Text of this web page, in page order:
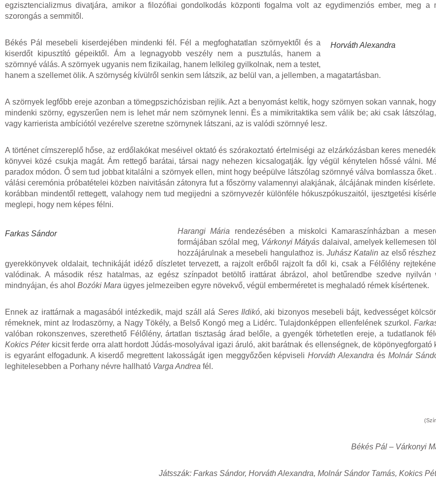
egzisztencializmus divatjára, amikor a filozófiai gondolkodás központi fogalma volt az egydimenziós ember, meg a
szorongás a semmitől.
Horváth Alexandra
Békés Pál mesebeli kiserdejében mindenki fél. Fél a megfoghatatlan szörnyektől és a
kiserdőt kipusztító gépeiktől. Ám a legnagyobb veszély nem a pusztulás, hanem a
szörnnyé válás. A szörnyek ugyanis nem fizikailag, hanem lelkileg gyilkolnak, nem a testet,
hanem a szellemet ölik. A szörnység kívülről senkin sem látszik, az belül van, a jellemben, a magatartásban.
A szörnyek legfőbb ereje azonban a tömegpszichózisban rejlik. Azt a benyomást keltik, hogy szörnyen sokan vannak,
mindenki szörny, egyszerűen nem is lehet már nem szörnynek lenni. És a mimikritaktika sem válik be; aki csak
vagy karrierista ambíciótól vezérelve szeretne szörnynek látszani, az is valódi szörnnyé lesz.
A történet címszereplő hőse, az erdőlakókat meséivel oktató és szórakoztató értelmiségi az elzárkózásban keres
könyvei közé csukja magát. Ám rettegő barátai, társai nagy nehezen kicsalogatják. Így végül kénytelen hőssé válni.
paradox módon. Ő sem tud jobbat kitalálni a szörnyek ellen, mint hogy beépülve látszólag szörnnyé válva bomlassza őket.
válási ceremónia próbatételei közben naivitásán zátonyra fut a főszörny valamennyi alakjának, álcájának minden
korábban mindentől rettegett, valahogy nem tud megijedni a szörnyvezér különféle hókuszpókuszaitól, ijesztgetési
meglepi, hogy nem képes félni.
Farkas Sándor Harangi Mária rendezésében a miskolci Kamaraszínházban a
formájában szólal meg, Várkonyi Mátyás dalaival, amelyek kellemesen
hozzájárulnak a mesebeli hangulathoz is. Juhász Katalin az első
gyerekkönyvek oldalait, technikáját idéző díszletet tervezett, a rajzolt erőből rajzolt fa dől ki, csak a Félőlény
valódinak. A második rész hatalmas, az egész színpadot betöltő irattárat ábrázol, ahol betűrendbe szedve nyilván
mindnyájan, és ahol Bozóki Mara ügyes jelmezeiben egyre növekvő, végül emberméretet is meghaladó rémek kísértenek.
Ennek az irattárnak a magasából intézkedik, majd száll alá Seres Ildikó, aki bizonyos mesebeli bájt, kedvességet
rémeknek, mint az Irodaszörny, a Nagy Tökély, a Belső Kongó meg a Lidérc. Tulajdonképpen ellenfelének szurkol.
valóban rokonszenves, szerethető Félőlény, ártatlan tisztaság árad belőle, a gyengék törhetetlen ereje, a tudatlanok
Kokics Péterkicsit ferde orra alatt hordott Júdás-mosolyával igazi áruló, akit barátnak és ellenségnek, de köpönyegforgató
is egyaránt elfogadunk. A kiserdő megrettent lakosságát igen meggyőzően képviseliHorváth Alexandra és Molnár
leghitelesebben a Porhany névre hallható Varga Andrea fél.
Békés Pál – Várkonyi
Játsszák: Farkas Sándor, Horváth Alexandra, Molnár Sándor Tamás, Kokics